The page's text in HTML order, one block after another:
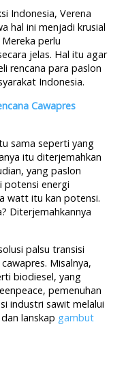
Indonesia, Verena
hal ini menjadi krusial
Mereka perlu
jelas. Hal itu agar
rencana para paslon
Indonesia.
Cawapres
sama seperti yang
itu diterjemahkan
yang paslon
potensi energi
watt itu kan potensi.
Diterjemahkannya
palsu transisi
Misalnya,
biodiesel, yang
pemenuhan
industri sawit melalui
lanskap gambut